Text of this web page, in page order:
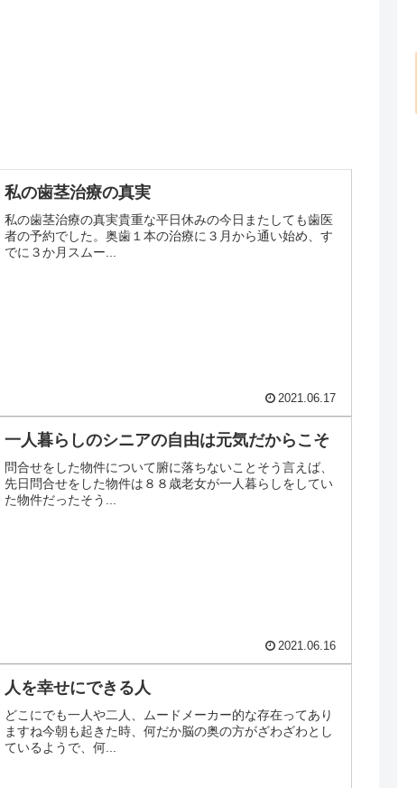
私の歯茎治療の真実
私の歯茎治療の真実貴重な平日休みの今日またしても歯医
者の予約でした。奥歯１本の治療に３月から通い始め、す
でに３か月スムー...
2021.06.17
一人暮らしのシニアの自由は元気だからこそ
問合せをした物件について腑に落ちないことそう言えば、
先日問合せをした物件は８８歳老女が一人暮らしをしてい
た物件だったそう...
2021.06.16
人を幸せにできる人
どこにでも一人や二人、ムードメーカー的な存在ってあり
ますね今朝も起きた時、何だか脳の奥の方がざわざわとし
ているようで、何...